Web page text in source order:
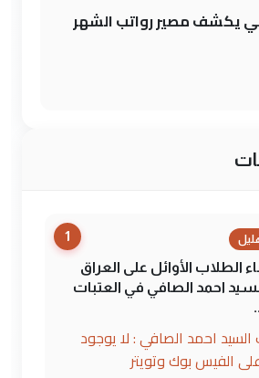
يكشف مصير رواتب الشهر
1
الطلاب الأوائل على العراق
احمد الصافي في العتبات
احمد الصافي : لا يوجود
الفيس بوك وتويتر